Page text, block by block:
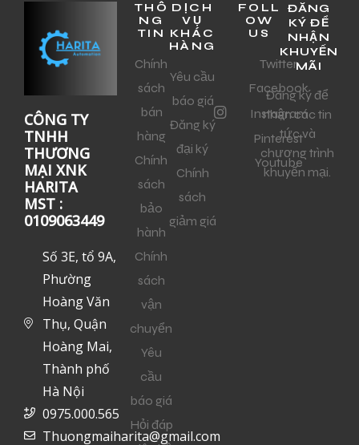
CÔNG TY
TNHH
THƯƠNG
MẠI XNK
HARITA
MST :
0109063449
Số 3E, tổ 9A,
Phường
Hoàng Văn
Thụ, Quận
Hoàng Mai,
Thành phố
Hà Nội
0975.000.565
Thuongmaiharita@gmail.com
THÔ
NG
TIN
Chính
sách
bán
hàng
Chính
sách
bảo
hành
Chính
sách
vận
chuyển
Yêu
cầu
báo giá
Hỏi đáp
DỊCH
VỤ
KHÁC
HÀNG
Yêu cầu
báo giá
Đăng ký
đại ký
Chính
sách
giảm giá
FOLL
OW
US
Twitter
Facebook
Instagram
Pinterest
Youtube
ĐĂNG
KÝ ĐỂ
NHẬN
KHUYẾN
MÃI
Đăng ký để
nhận các tin
tức và
chương trình
khuyến mại.